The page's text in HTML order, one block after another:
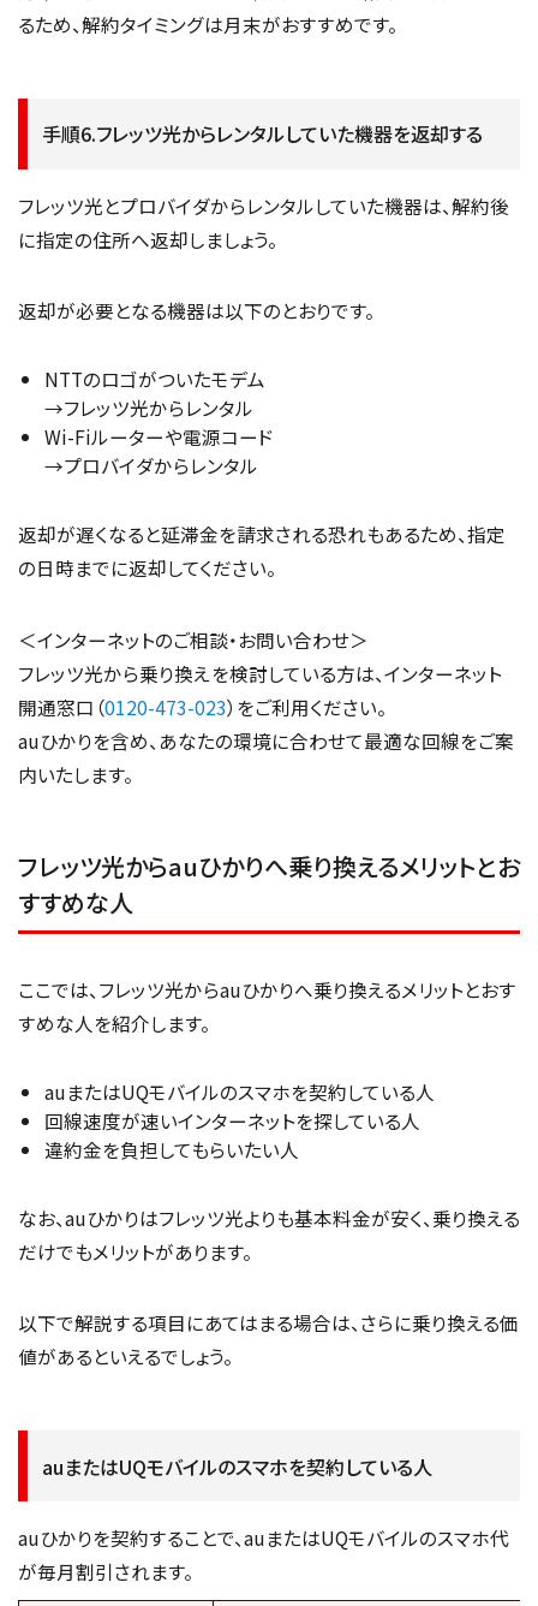
るため、解約タイミングは月末がおすすめです。
手順6.フレッツ光からレンタルしていた機器を返却する
フレッツ光とプロバイダからレンタルしていた機器は、解約後
に指定の住所へ返却しましょう。
返却が必要となる機器は以下のとおりです。
NTTのロゴがついたモデム
→フレッツ光からレンタル
Wi-Fiルーターや電源コード
→プロバイダからレンタル
返却が遅くなると延滞金を請求される恐れもあるため、指定
の日時までに返却してください。
＜インターネットのご相談・お問い合わせ＞
フレッツ光から乗り換えを検討している方は、インターネット
開通窓口（0120-473-023）をご利用ください。
auひかりを含め、あなたの環境に合わせて最適な回線をご案
内いたします。
フレッツ光からauひかりへ乗り換えるメリットとお
すすめな人
ここでは、フレッツ光からauひかりへ乗り換えるメリットとおす
すめな人を紹介します。
auまたはUQモバイルのスマホを契約している人
回線速度が速いインターネットを探している人
違約金を負担してもらいたい人
なお、auひかりはフレッツ光よりも基本料金が安く、乗り換える
だけでもメリットがあります。
以下で解説する項目にあてはまる場合は、さらに乗り換える価
値があるといえるでしょう。
auまたはUQモバイルのスマホを契約している人
auひかりを契約することで、auまたはUQモバイルのスマホ代
が毎月割引されます。